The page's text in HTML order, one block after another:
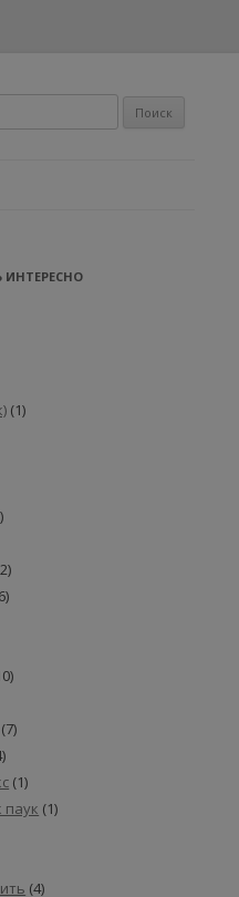
(1)
(7)
(1)
паук (1)
(4)